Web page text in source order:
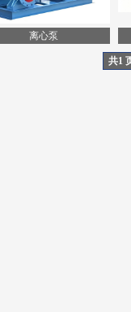
离心泵
共1